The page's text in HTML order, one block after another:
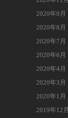
2020年9月
2020年8月
2020年7月
2020年6月
2020年4月
2020年3月
2020年1月
2019年12月